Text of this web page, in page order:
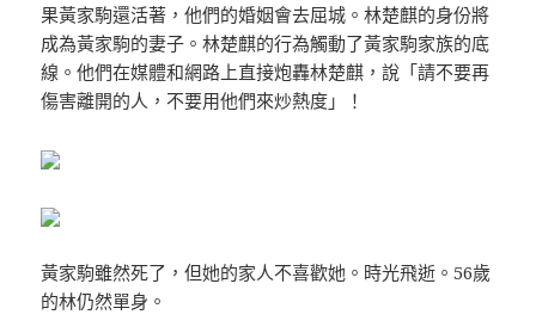
果黃家駒還活著，他們的婚姻會去屈城。林楚麒的身份將
成為黃家駒的妻子。林楚麒的行為觸動了黃家駒家族的底
線。他們在媒體和網路上直接炮轟林楚麒，說「請不要再
傷害離開的人，不要用他們來炒熱度」！
黃家駒雖然死了，但她的家人不喜歡她。時光飛逝。56歲
的林仍然單身。